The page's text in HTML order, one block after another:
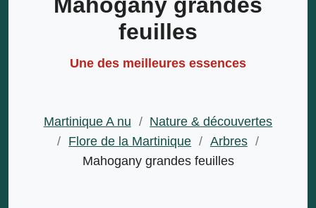
feuilles
Une des meilleures essences
Martinique A nu / Nature & découvertes
/ Flore de la Martinique / Arbres /
Mahogany grandes feuilles